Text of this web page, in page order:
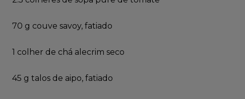
70 g couve savoy, fatiado
1 colher de chá alecrim seco
45 g talos de aipo, fatiado